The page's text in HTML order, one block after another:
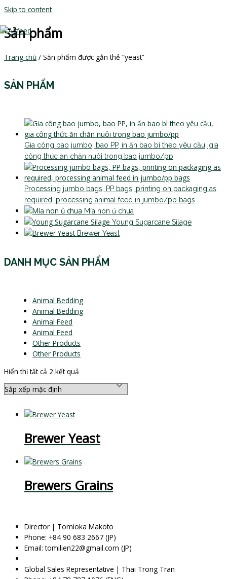
Skip to content
MAIN MENU
Sản phẩm
Trang chủ / Sản phẩm được gắn thẻ “yeast”
SẢN PHẨM
Gia công bao jumbo, bao PP, in ấn bao bì theo yêu cầu, gia
công thức ăn chăn nuôi trong bao jumbo/pp
Processing jumbo bags, PP bags, printing on packaging as
required, processing animal feed in jumbo/pp bags
Mía non ủ chua
Young Sugarcane Silage
Brewer Yeast
DANH MỤC SẢN PHẨM
Animal Bedding
Animal Bedding
Animal Feed
Animal Feed
Other Products
Other Products
Hiển thị tất cả 2 kết quả
Brewer Yeast
Brewers Grains
Director | Tomioka Makoto
Phone: +84 90 683 2667 (JP)
Email: tomilien22@gmail.com (JP)
Global Sales Representative | Thai Trong Tran